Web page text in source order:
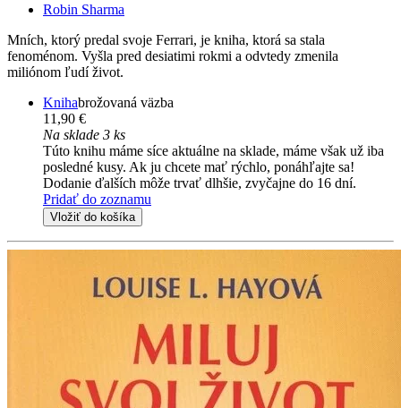
Robin Sharma
Mních, ktorý predal svoje Ferrari, je kniha, ktorá sa stala
fenoménom. Vyšla pred desiatimi rokmi a odvtedy zmenila
miliónom ľudí život.
Knihabrožovaná väzba
11,90 €
Na sklade 3 ks
Túto knihu máme síce aktuálne na sklade, máme však už iba
posledné kusy. Ak ju chcete mať rýchlo, ponáhľajte sa!
Dodanie ďalších môže trvať dlhšie, zvyčajne do 16 dní.
Pridať do zoznamu
Vložiť do košíka